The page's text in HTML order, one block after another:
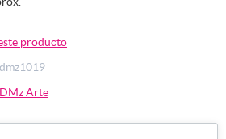
producto
dmz1019
DMz Arte